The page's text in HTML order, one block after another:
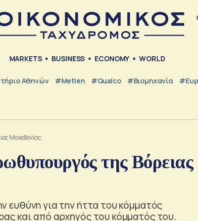
MARKETS BUSINESS ECONOMY WORLD
Αθηνών #metlen #Qualco #Βιομηχανία
Μακεδονίας
της Βόρειας
ευθύνη για την ήττα του κόμματός
και από αρχηγός του κόμματός του.